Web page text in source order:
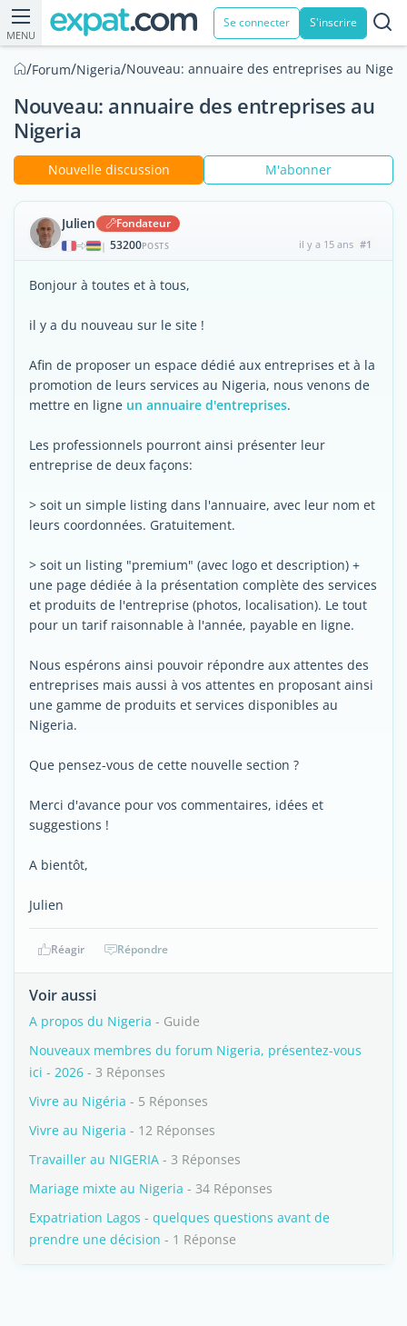
MENU
Se connecter S'inscrire
/Forum/Nigeria/Nouveau: annuaire des entreprises au
Nouveau: annuaire des entreprises au
Nigeria
Nouvelle discussion M'abonner
Julien Fondateur
| 53200POSTS il y a 15 ans #1
Bonjour à toutes et à tous,
il y a du nouveau sur le site !
Afin de proposer un espace dédié aux entreprises et à la
promotion de leurs services au Nigeria, nous venons de
mettre en ligne un annuaire d'entreprises.
Les professionnels pourront ainsi présenter leur
entreprise de deux façons:
> soit un simple listing dans l'annuaire, avec leur nom et
leurs coordonnées. Gratuitement.
> soit un listing "premium" (avec logo et description) +
une page dédiée à la présentation complète des services
et produits de l'entreprise (photos, localisation). Le tout
pour un tarif raisonnable à l'année, payable en ligne.
Nous espérons ainsi pouvoir répondre aux attentes des
entreprises mais aussi à vos attentes en proposant ainsi
une gamme de produits et services disponibles au
Nigeria.
Que pensez-vous de cette nouvelle section ?
Merci d'avance pour vos commentaires, idées et
suggestions !
A bientôt,
Julien
Réagir Répondre
Voir aussi
A propos du Nigeria - Guide
Nouveaux membres du forum Nigeria, présentez-vous
ici - 2026 - 3 Réponses
Vivre au Nigéria - 5 Réponses
Vivre au Nigeria - 12 Réponses
Travailler au NIGERIA - 3 Réponses
Mariage mixte au Nigeria - 34 Réponses
Expatriation Lagos - quelques questions avant de
prendre une décision - 1 Réponse